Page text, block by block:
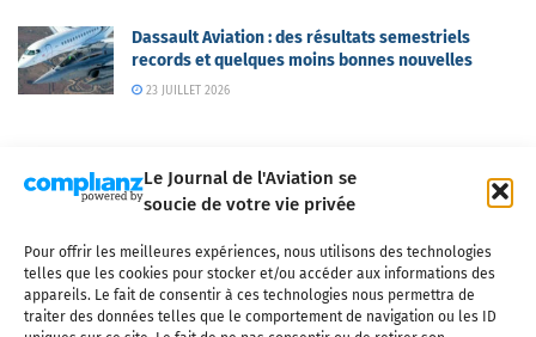
Le Journal de l'Aviation se
soucie de votre vie privée
Pour offrir les meilleures expériences, nous utilisons des technologies
telles que les cookies pour stocker et/ou accéder aux informations des
appareils. Le fait de consentir à ces technologies nous permettra de
traiter des données telles que le comportement de navigation ou les ID
Dassault Aviation : des résultats semestriels
records et quelques moins bonnes nouvelles
23 JUILLET 2026
Qui sommes-nous ? Nous contacter
Partenaires
Mentions légales
CGV Politique de confidentialité Cookies